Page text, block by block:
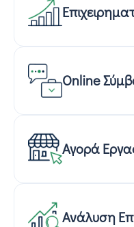
Online
Αγορά
Ανάλυση